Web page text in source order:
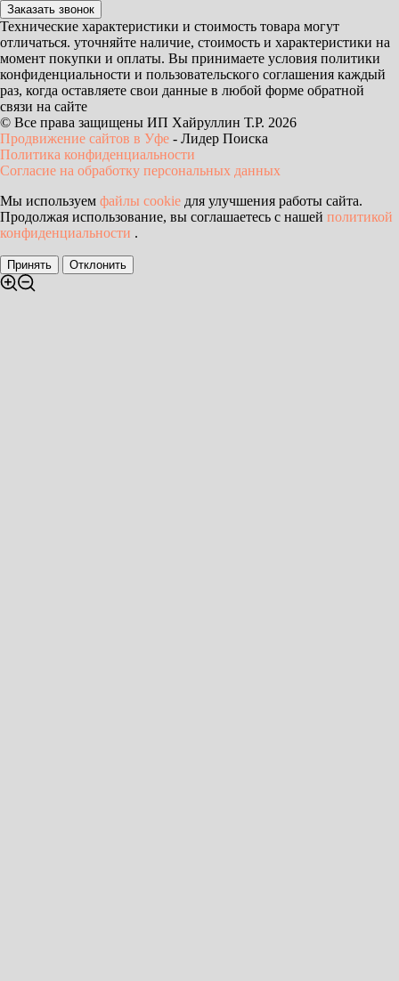
Заказать звонок
Технические характеристики и стоимость товара могут
отличаться. уточняйте наличие, стоимость и характеристики на
момент покупки и оплаты. Вы принимаете условия политики
конфиденциальности и пользовательского соглашения каждый
раз, когда оставляете свои данные в любой форме обратной
связи на сайте
© Все права защищены ИП Хайруллин Т.Р. 2026
Продвижение сайтов в Уфе - Лидер Поиска
Политика конфиденциальности
Согласие на обработку персональных данных
Мы используем файлы cookie для улучшения работы сайта.
Продолжая использование, вы соглашаетесь с нашей политикой
конфиденциальности .
Принять Отклонить